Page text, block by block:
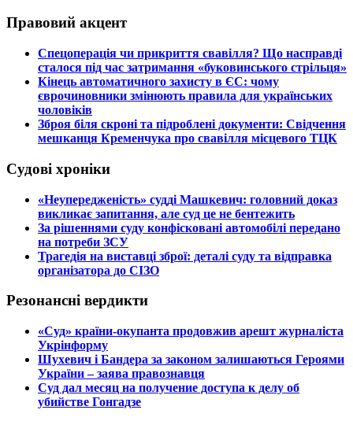
Правовий акцент
​Спецоперація чи прикриття свавілля? Що насправді
сталося під час затримання «буковинського стрільця»
​Кінець автоматичного захисту в ЄС: чому
єврочиновники змінюють правила для українських
чоловіків
​Зброя біля скроні та підроблені документи: Свідчення
мешканця Кременчука про свавілля місцевого ТЦК
Судові хроніки
​«Неупередженість» судді Машкевич: головний доказ
викликає запитання, але суд це не бентежить
​За рішеннями суду конфісковані автомобілі передано
на потреби ЗСУ
​Трагедія на виставці зброї: деталі суду та відправка
організатора до СІЗО
Резонансні вердикти
​«Суд» країни-окупанта продовжив арешт журналіста
Укрінформу
Шухевич і Бандера за законом залишаються Героями
України – заява правознавця
Суд дал месяц на получение доступа к делу об
убийстве Гонгадзе